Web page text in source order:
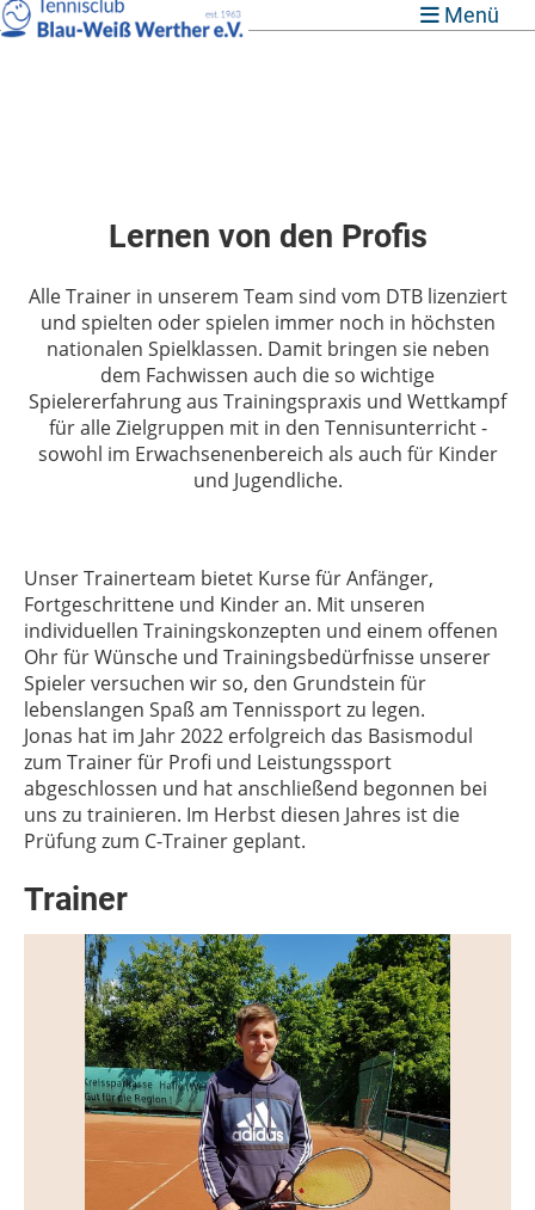
Menü
Lernen von den Profis
Alle Trainer in unserem Team sind vom DTB lizenziert
und spielten oder spielen immer noch in höchsten
nationalen Spielklassen. Damit bringen sie neben
dem Fachwissen auch die so wichtige
Spielererfahrung aus Trainingspraxis und Wettkampf
für alle Zielgruppen mit in den Tennisunterricht -
sowohl im Erwachsenenbereich als auch für Kinder
und Jugendliche.
Unser Trainerteam bietet Kurse für Anfänger,
Fortgeschrittene und Kinder an. Mit unseren
individuellen Trainingskonzepten und einem offenen
Ohr für Wünsche und Trainingsbedürfnisse unserer
Spieler versuchen wir so, den Grundstein für
lebenslangen Spaß am Tennissport zu legen.
Jonas hat im Jahr 2022 erfolgreich das Basismodul
zum Trainer für Profi und Leistungssport
abgeschlossen und hat anschließend begonnen bei
uns zu trainieren. Im Herbst diesen Jahres ist die
Prüfung zum C-Trainer geplant.
Trainer